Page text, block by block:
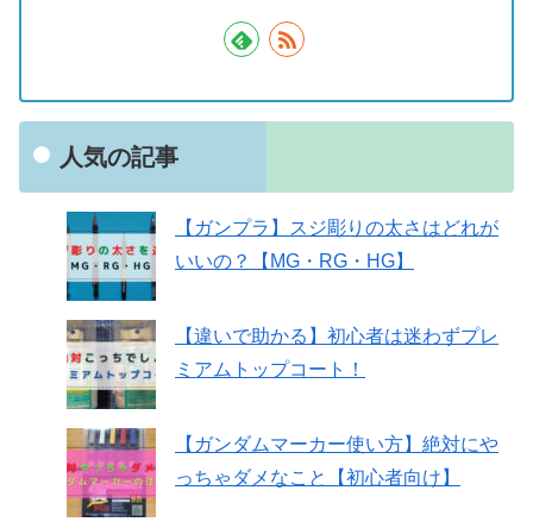
人気の記事
【ガンプラ】スジ彫りの太さはどれが
いいの？【MG・RG・HG】
【違いで助かる】初心者は迷わずプレ
ミアムトップコート！
【ガンダムマーカー使い方】絶対にや
っちゃダメなこと【初心者向け】